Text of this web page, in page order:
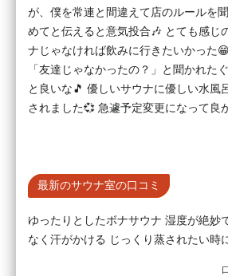
が、僕を常連と間違えて店のルールを
めてと伝えると意気投合🎶 とても感じ
ナじゃなければ飲みに行きたいかった
「友達じゃなかったの？」と聞かれた
と良いな🎵 優しいサウナに優しい水風
されました💞 急遽予定変更になって良
最新のサウナ室の口コミ
ゆったりとしたボナサウナ 湿度が絶妙
なく汗がかける じっくり蒸されたい時